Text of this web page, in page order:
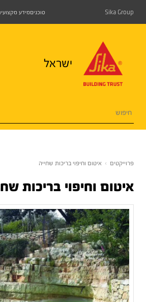
Sika Group סוכניםמידע מקצועי
ישראל
פרוייקטים › איטום וחיפוי בריכות שחייה
איטום וחיפוי בריכות